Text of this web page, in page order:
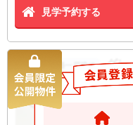
見学予約する
新築一戸建て
グレ
延 新築一戸建